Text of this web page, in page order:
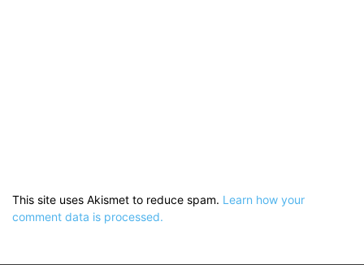
This site uses Akismet to reduce spam. Learn how your
comment data is processed.